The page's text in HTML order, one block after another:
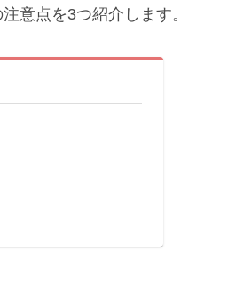
意点を3つ紹介します。